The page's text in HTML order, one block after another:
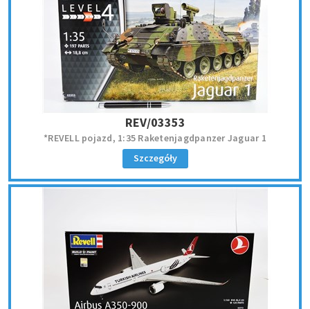
REV/03353
*REVELL pojazd, 1:35 Raketenjagdpanzer Jaguar 1
Szczegóły